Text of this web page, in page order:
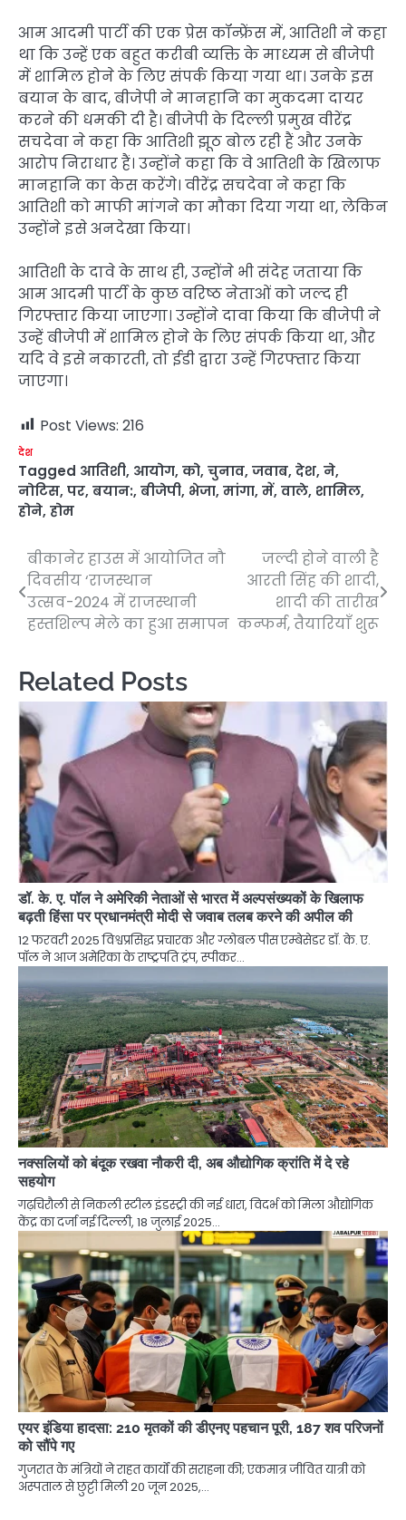
आम आदमी पार्टी की एक प्रेस कॉन्फ्रेंस में, आतिशी ने कहा
था कि उन्हें एक बहुत करीबी व्यक्ति के माध्यम से बीजेपी
में शामिल होने के लिए संपर्क किया गया था। उनके इस
बयान के बाद, बीजेपी ने मानहानि का मुकदमा दायर
करने की धमकी दी है। बीजेपी के दिल्ली प्रमुख वीरेंद्र
सचदेवा ने कहा कि आतिशी झूठ बोल रही हैं और उनके
आरोप निराधार हैं। उन्होंने कहा कि वे आतिशी के खिलाफ
मानहानि का केस करेंगे। वीरेंद्र सचदेवा ने कहा कि
आतिशी को माफी मांगने का मौका दिया गया था, लेकिन
उन्होंने इसे अनदेखा किया।
आतिशी के दावे के साथ ही, उन्होंने भी संदेह जताया कि
आम आदमी पार्टी के कुछ वरिष्ठ नेताओं को जल्द ही
गिरफ्तार किया जाएगा। उन्होंने दावा किया कि बीजेपी ने
उन्हें बीजेपी में शामिल होने के लिए संपर्क किया था, और
यदि वे इसे नकारती, तो ईडी द्वारा उन्हें गिरफ्तार किया
जाएगा।
Post Views: 216
देश
Tagged आतिशी, आयोग, को, चुनाव, जवाब, देश, ने,
नोटिस, पर, बयान:, बीजेपी, भेजा, मांगा, में, वाले, शामिल,
होने, होम
Post
navigation
बीकानेर हाउस में आयोजित नौ
दिवसीय ‘राजस्थान
उत्सव-2024 में राजस्थानी
हस्तशिल्प मेले का हुआ समापन
जल्दी होने वाली है
आरती सिंह की शादी,
शादी की तारीख
कन्फर्म, तैयारियाँ शुरू
Related Posts
डॉ. के. ए. पॉल ने अमेरिकी नेताओं से भारत में अल्पसंख्यकों के खिलाफ
बढ़ती हिंसा पर प्रधानमंत्री मोदी से जवाब तलब करने की अपील की
12 फरवरी 2025 विश्वप्रसिद्ध प्रचारक और ग्लोबल पीस एम्बेसेडर डॉ. के. ए.
पॉल ने आज अमेरिका के राष्ट्रपति ट्रंप, स्पीकर…
नक्सलियों को बंदूक रखवा नौकरी दी, अब औद्योगिक क्रांति में दे रहे
सहयोग
गढ़चिरौली से निकली स्टील इंडस्ट्री की नई धारा, विदर्भ को मिला औद्योगिक
केंद्र का दर्जा नई दिल्ली, 18 जुलाई 2025…
एयर इंडिया हादसा: 210 मृतकों की डीएनए पहचान पूरी, 187 शव परिजनों
को सौंपे गए
गुजरात के मंत्रियों ने राहत कार्यों की सराहना की; एकमात्र जीवित यात्री को
अस्पताल से छुट्टी मिली 20 जून 2025,…